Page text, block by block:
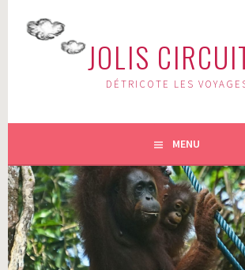
JOLIS
DÉTRICOTE LES
MENU